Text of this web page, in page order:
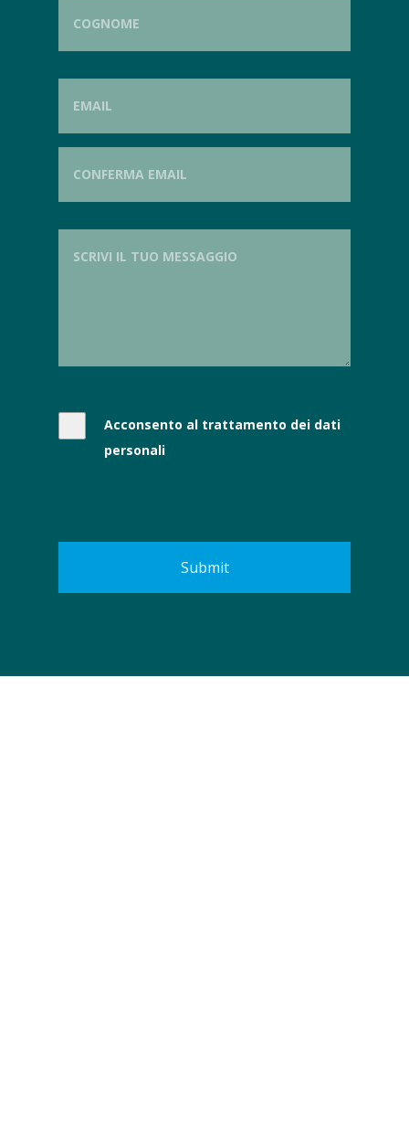
Acconsento al trattamento dei dati
personali
Submit